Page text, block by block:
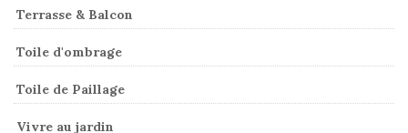
Terrasse & Balcon
Toile d'ombrage
Toile de Paillage
Vivre au jardin